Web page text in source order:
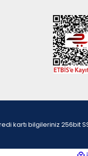
kartı bilgileriniz 256bit